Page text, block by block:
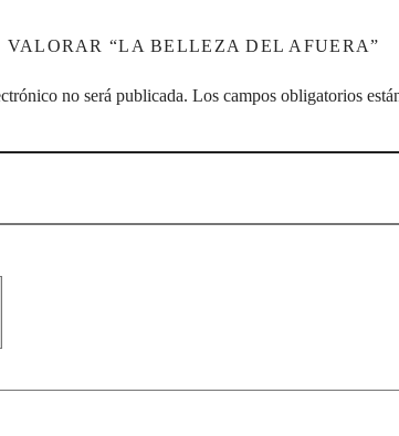
VALORAR “LA BELLEZA DEL AFUERA”
no será publicada. Los campos obligatorios